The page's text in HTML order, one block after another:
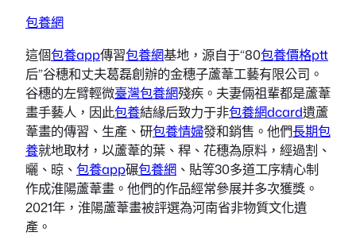
包養網
這個包養app傳習包養網基地，源自于“80包養價格ptt
后”谷穗和丈夫葛磊創辦的金穗子蘆葦工藝有限公司。
谷穗的左臂輕微臺灣包養網殘疾。夫妻倆祖輩都是蘆葦
畫手藝人，因此包養結緣后致力于非包養網dcard遺蘆
葦畫的傳習、生產、研包養情婦發和銷售。他們長期包
養就地取材，以蘆葦的葉、稈、花穗為原料，經過割、
曬、晾、 包養app碾包養網 、貼等30多道工序精心制
作成淮陽蘆葦畫。他們的作品經常參展并多次獲獎。
2021年，淮陽蘆葦畫被評選為河南省非物質文化遺
產。